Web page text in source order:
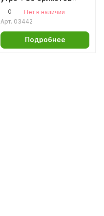
вечер
0
Нет в наличии
Арт. 03442
Подробнее